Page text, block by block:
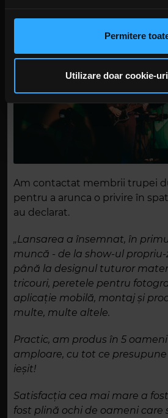
anunțurile, pentru a oferi funcții de
a analiza traficul. De asemenea, le
privire la modul în care folosiți site-
pot combina cu alte informații
în urma folosirii serviciilor lor. În
continuați să utilizați website-ul
cu utilizarea modulelor noastre
Permitere
Utilizare doar cookie-
Am contactat membrii trupei
pentru a arunca o privire în
au declarat.
„Lansarea a însemnat, în
muncă - de la show-ul propriu-
până la designul tuturor
tricouri, peretele pentru
aplicație mobilă, montaj și
multe, multe altele.
Practic, am produs în 5
amploare, cu tot ce presupune
ieșit!
Satisfacția cea mai mare a
fost plină ochi de oameni